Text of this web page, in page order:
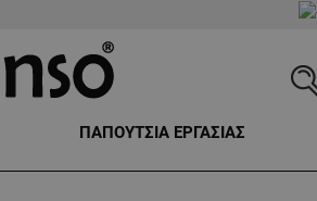
ΠΑΠΟΥΤΣΙΑ ΕΡΓΑΣΙΑΣ